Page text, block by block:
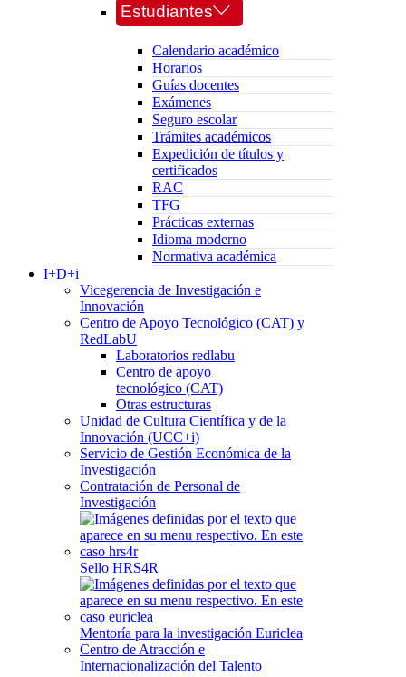
Estudiantes
Calendario académico
Horarios
Guías docentes
Exámenes
Seguro escolar
Trámites académicos
Expedición de títulos y
certificados
RAC
TFG
Prácticas externas
Idioma moderno
Normativa académica
I+D+i
Vicegerencia de Investigación e
Innovación
Centro de Apoyo Tecnológico (CAT) y
RedLabU
Laboratorios redlabu
Centro de apoyo
tecnológico (CAT)
Otras estructuras
Unidad de Cultura Científica y de la
Innovación (UCC+i)
Servicio de Gestión Económica de la
Investigación
Contratación de Personal de
Investigación
Sello HRS4R
Mentoría para la investigación Euriclea
Centro de Atracción e
Internacionalización del Talento